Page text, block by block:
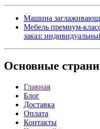
Машина
Мебель премиум-
заказ:
Основные
Главная
Блог
Доставка
Оплата
Контакты